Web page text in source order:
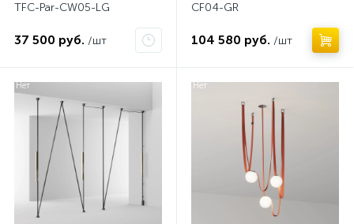
TFC-Par-CW05-LG
37 500 руб. /шт
CF04-GR
104 580 руб. /шт
Нет Нет